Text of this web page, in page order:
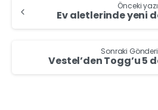
Önceki yazı
Sonraki Gönderi